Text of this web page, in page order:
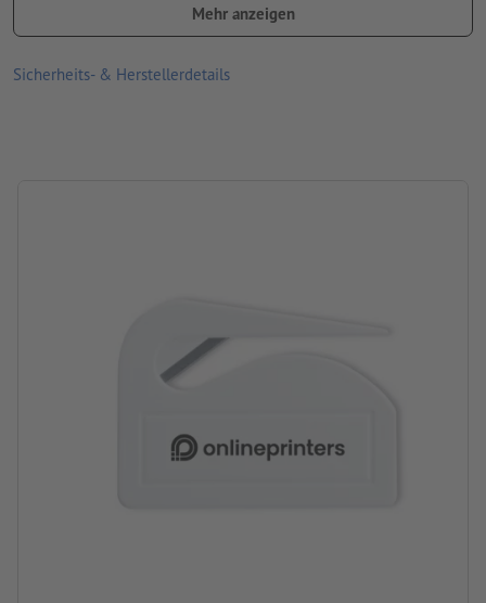
Größe: 7 x 5,5 x 0,4 cm
Mehr anzeigen
Sicherheits- & Herstellerdetails